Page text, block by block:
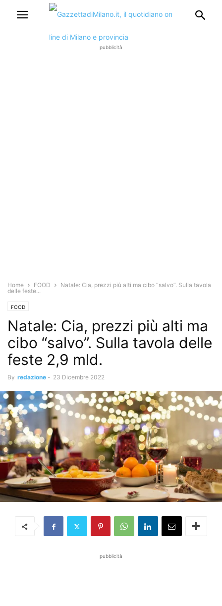
pubblicità
Home FOOD
Natale: Cia, prezzi più alti ma cibo “salvo”. Sulla tavola
delle feste...
FOOD
Natale: Cia, prezzi più alti ma
cibo “salvo”. Sulla tavola delle
feste 2,9 mld.
By redazione - 23 Dicembre 2022
pubblicità